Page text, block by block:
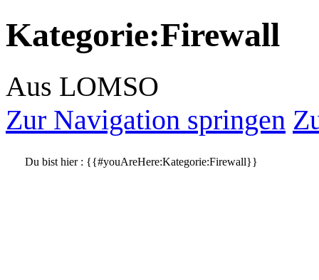
Kategorie:Firewall
Aus LOMSO
Zur Navigation springen
Du bist hier : {{#youAreHere:Kategorie:Firewall}}